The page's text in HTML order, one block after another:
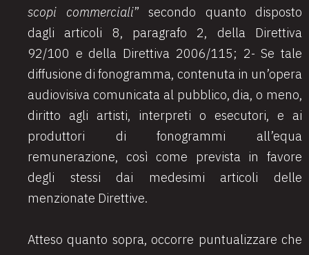
scopi commerciali” secondo quanto disposto
dagli articoli 8, paragrafo 2, della Direttiva
92/100 e della Direttiva 2006/115; 2- Se tale
diffusione di fonogramma, contenuta in un’opera
audiovisiva comunicata al pubblico, dia, o meno,
diritto agli artisti, interpreti o esecutori, e ai
produttori di fonogrammi all’equa
remunerazione, così come prevista in favore
degli stessi dai medesimi articoli delle
menzionate Direttive.
Atteso quanto sopra, occorre puntualizzare che